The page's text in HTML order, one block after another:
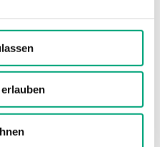
RS232, R+S Bus
CAN Bus, M-Bus
Schaltschrank oder
144 x 144 x 140mm